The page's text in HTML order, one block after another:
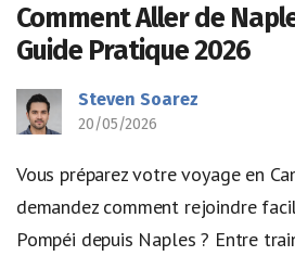
Comment Aller de
Guide Pratique 2026
Steven Soarez
20/05/2026
Vous préparez votre voyage en
demandez comment rejoindre
Pompéi depuis Naples ? Entre